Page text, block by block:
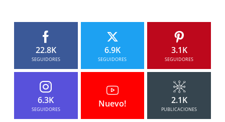
22.8K
SEGUIDORES
6.9K
SEGUIDORES
3.1K
SEGUIDORES
6.3K
SEGUIDORES
Nuevo! 2.1K
PUBLICACIONES